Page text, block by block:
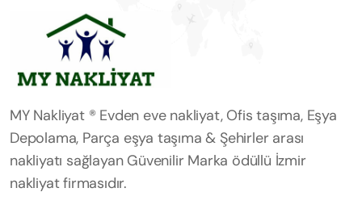
MY Nakliyat ® Evden eve nakliyat, Ofis taşıma, Eşya
Depolama, Parça eşya taşıma & Şehirler arası
nakliyatı sağlayan Güvenilir Marka ödüllü İzmir
nakliyat firmasıdır.